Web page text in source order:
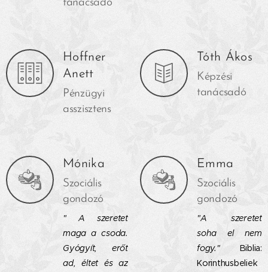
tanácsadó
Hoffner
Anett
Pénzügyi
asszisztens
Tóth Ákos
Képzési
tanácsadó
Mónika
Szociális
gondozó
" A szeretet
maga a csoda.
Gyógyít, erőt
ad, éltet és az
Emma
Szociális
gondozó
"A szeretet
soha el nem
fogy."
Biblia:
Korinthusbeliek